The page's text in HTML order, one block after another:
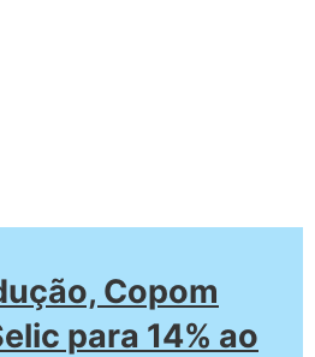
Copom
para 14% ao